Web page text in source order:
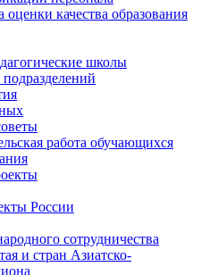
оценки качества образования
школы
работа обучающихся
России
сотрудничества
и стран Азиатско-